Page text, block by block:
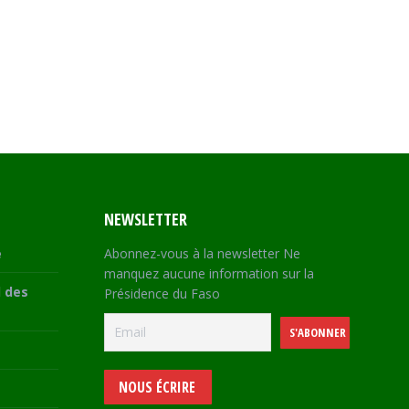
des
NEWSLETTER
Abonnez-vous à la newsletter Ne
manquez aucune information sur la
Présidence du Faso
NOUS ÉCRIRE